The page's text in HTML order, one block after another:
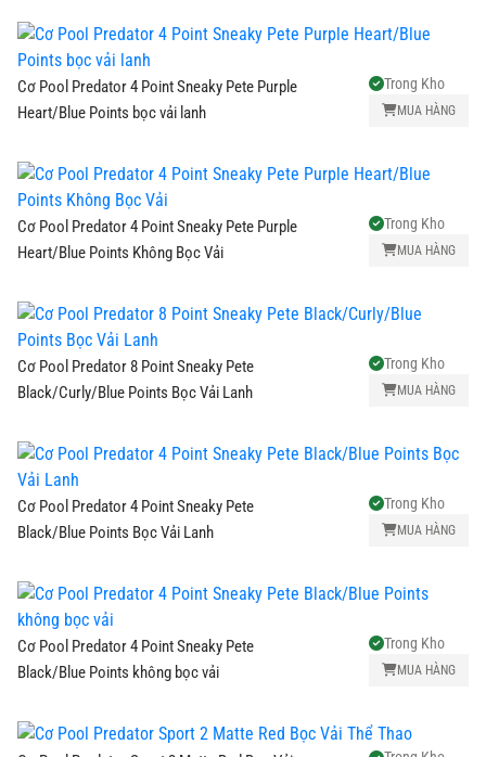
Cơ Pool Predator 4 Point Sneaky Pete Purple
Heart/Blue Points bọc vải lanh
Trong Kho
MUA HÀNG
Cơ Pool Predator 4 Point Sneaky Pete Purple
Heart/Blue Points Không Bọc Vải
Trong Kho
MUA HÀNG
Cơ Pool Predator 8 Point Sneaky Pete
Black/Curly/Blue Points Bọc Vải Lanh
Trong Kho
MUA HÀNG
Cơ Pool Predator 4 Point Sneaky Pete
Black/Blue Points Bọc Vải Lanh
Trong Kho
MUA HÀNG
Cơ Pool Predator 4 Point Sneaky Pete
Black/Blue Points không bọc vải
Trong Kho
MUA HÀNG